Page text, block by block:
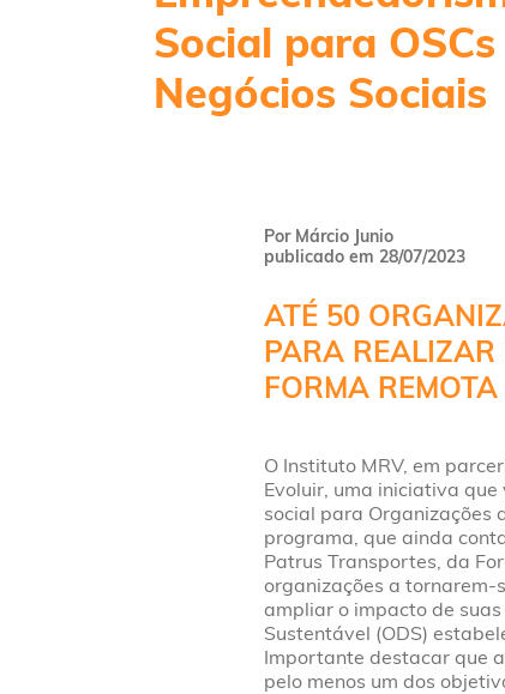
Social para OSCs
Negócios Sociais
Por Márcio Junio
publicado em 28/07/2023
ATÉ 50
PARA
FORMA
O Instituto MRV, em
Evoluir, uma iniciativa
social para Organizações
programa, que ainda
Patrus Transportes, da
organizações a tornarem-
ampliar o impacto de
Sustentável (ODS)
Importante destacar que
pelo menos um dos